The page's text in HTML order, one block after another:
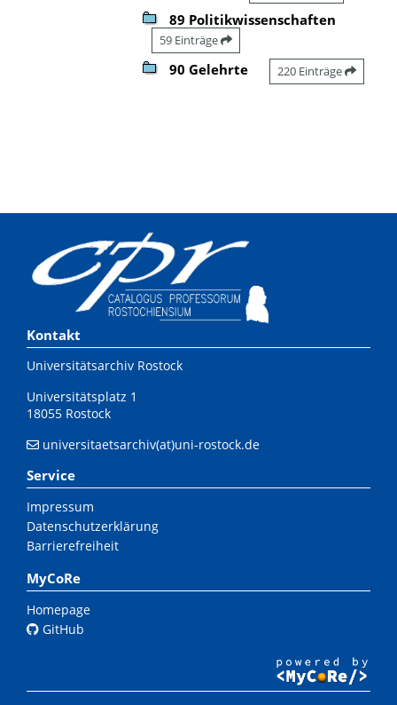
89 Politikwissenschaften
59 Einträge
90 Gelehrte 220 Einträge
Kontakt
Universitätsarchiv Rostock
Universitätsplatz 1
18055 Rostock
universitaetsarchiv(at)uni-rostock.de
Service
Impressum
Datenschutzerklärung
Barrierefreiheit
MyCoRe
Homepage
GitHub